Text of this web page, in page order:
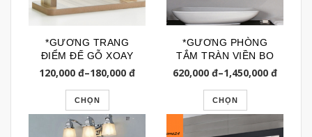
*GƯƠNG TRANG
ĐIỂM ĐẾ GỖ XOAY
360 GTD134
120,000 đ–180,000 đ
CHỌN
*GƯƠNG PHÒNG
TẮM TRÀN VIỀN BO
GÓC BL222A
620,000 đ–1,450,000 đ
CHỌN